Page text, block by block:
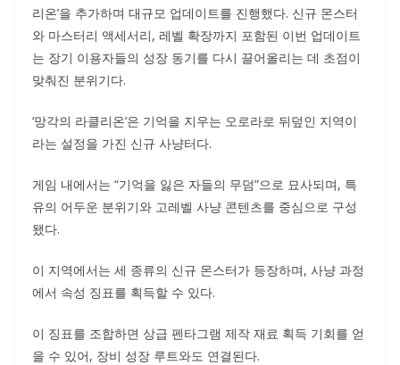
리온’을 추가하며 대규모 업데이트를 진행했다. 신규 몬스터
와 마스터리 액세서리, 레벨 확장까지 포함된 이번 업데이트
는 장기 이용자들의 성장 동기를 다시 끌어올리는 데 초점이
맞춰진 분위기다.
‘망각의 라클리온’은 기억을 지우는 오로라로 뒤덮인 지역이
라는 설정을 가진 신규 사냥터다.
게임 내에서는 “기억을 잃은 자들의 무덤”으로 묘사되며, 특
유의 어두운 분위기와 고레벨 사냥 콘텐츠를 중심으로 구성
됐다.
이 지역에서는 세 종류의 신규 몬스터가 등장하며, 사냥 과정
에서 속성 징표를 획득할 수 있다.
이 징표를 조합하면 상급 펜타그램 제작 재료 획득 기회를 얻
을 수 있어, 장비 성장 루트와도 연결된다.